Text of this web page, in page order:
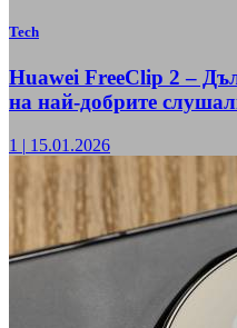
Tech
Huawei FreeClip 2 –
на най-добрите
1 | 15.01.2026